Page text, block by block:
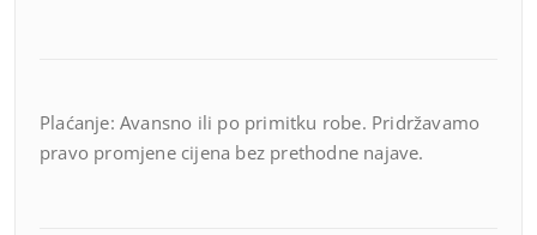
Plaćanje: Avansno ili po primitku robe. Pridržavamo
pravo promjene cijena bez prethodne najave.